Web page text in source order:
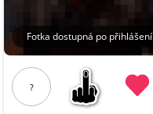
Fotka dostupná po přihlášení
?